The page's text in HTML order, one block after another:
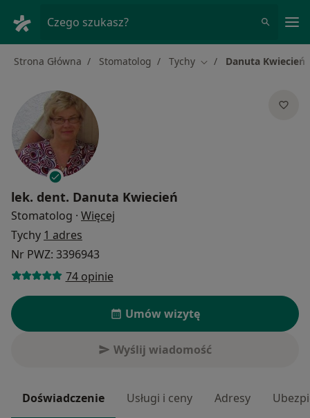
Czego szukasz?
Strona Główna Stomatolog Tychy Zmień miasto
Danuta Kwiecień
lek. dent. Danuta Kwiecień
Stomatolog · Więcej
Tychy 1 adres
Nr PWZ: 3396943
74 opinie
Umów wizytę
Wyślij wiadomość
Doświadczenie Usługi i ceny Adresy